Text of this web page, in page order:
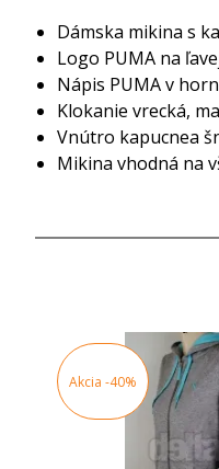
Dámska mikina s
Logo PUMA na
Nápis PUMA v
Klokanie vrecká,
Vnútro kapucnea
Mikina vhodná na
Akcia -40%